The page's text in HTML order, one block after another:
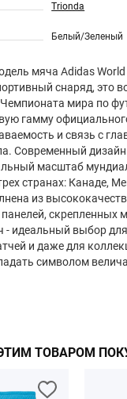
Trionda
Белый/Зеленый
мяча Adidas World
снаряд, это
мира по
гамму
и связь с
Современный
масштаб
странах: Канаде,
из
скрепленных
- идеальный выбор
и даже для
символом
ТОВАРОМ